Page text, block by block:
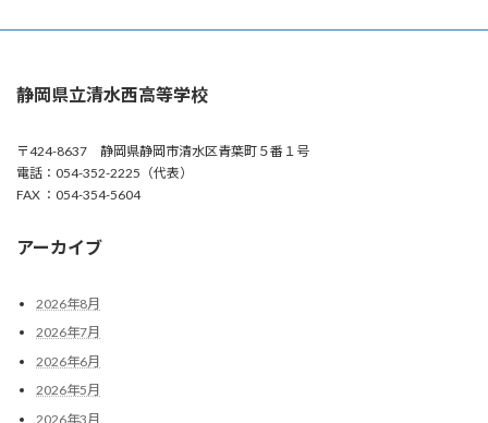
静岡県立清水西高等学校
〒424-8637 静岡県静岡市清水区青葉町５番１号
電話：054-352-2225（代表）
FAX ：054-354-5604
アーカイブ
2026年8月
2026年7月
2026年6月
2026年5月
2026年3月